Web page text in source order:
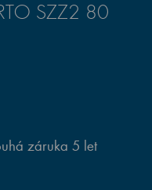
SZZ2 80
záruka 5 let